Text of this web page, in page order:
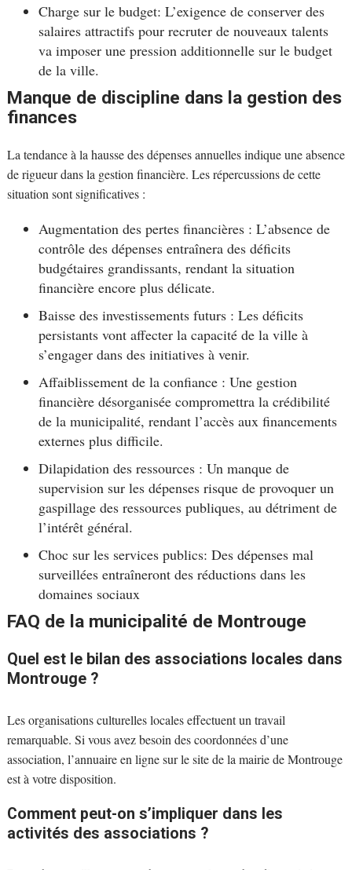
Charge sur le budget: L’exigence de conserver des
salaires attractifs pour recruter de nouveaux talents
va imposer une pression additionnelle sur le budget
de la ville.
Manque de discipline dans la gestion des
finances
La tendance à la hausse des dépenses annuelles indique une absence
de rigueur dans la gestion financière. Les répercussions de cette
situation sont significatives :
Augmentation des pertes financières : L’absence de
contrôle des dépenses entraînera des déficits
budgétaires grandissants, rendant la situation
financière encore plus délicate.
Baisse des investissements futurs : Les déficits
persistants vont affecter la capacité de la ville à
s’engager dans des initiatives à venir.
Affaiblissement de la confiance : Une gestion
financière désorganisée compromettra la crédibilité
de la municipalité, rendant l’accès aux financements
externes plus difficile.
Dilapidation des ressources : Un manque de
supervision sur les dépenses risque de provoquer un
gaspillage des ressources publiques, au détriment de
l’intérêt général.
Choc sur les services publics: Des dépenses mal
surveillées entraîneront des réductions dans les
domaines sociaux
FAQ de la municipalité de Montrouge
Quel est le bilan des associations locales dans
Montrouge ?
Les organisations culturelles locales effectuent un travail
remarquable. Si vous avez besoin des coordonnées d’une
association, l’annuaire en ligne sur le site de la mairie de Montrouge
est à votre disposition.
Comment peut-on s’impliquer dans les
activités des associations ?